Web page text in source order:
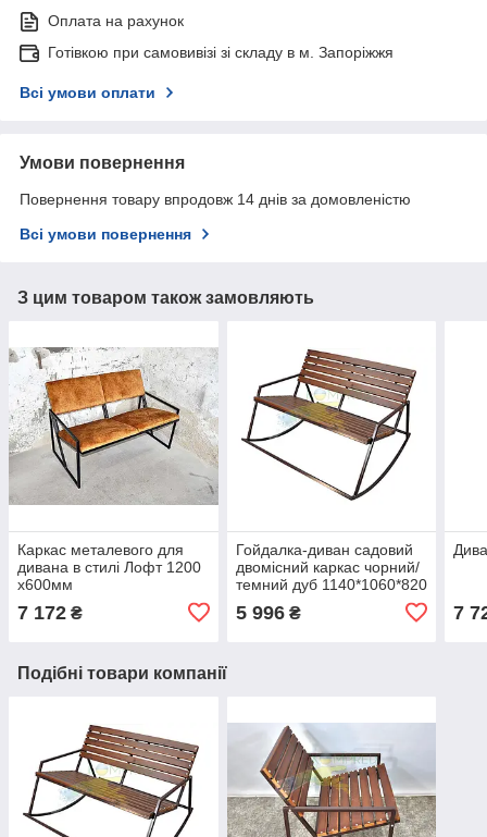
Оплата на рахунок
Готівкою при самовивізі зі складу в м. Запоріжжя
Всі умови оплати
Умови повернення
Повернення товару впродовж 14 днів за домовленістю
Всі умови повернення
З цим товаром також замовляють
Каркас металевого для
дивана в стилі Лофт 1200
x600мм
7 172 ₴
Гойдалка-диван садовий
двомісний каркас чорний/
темний дуб 1140*1060*820
5 996₴ 7
Подібні товари компанії